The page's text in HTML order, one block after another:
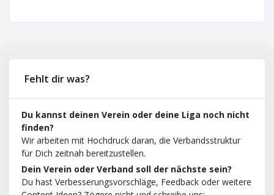
Fehlt dir was?
Du kannst deinen Verein oder deine Liga noch nicht
finden?
Wir arbeiten mit Hochdruck daran, die Verbandsstruktur
für Dich zeitnah bereitzustellen.
Dein Verein oder Verband soll der nächste sein?
Du hast Verbesserungsvorschläge, Feedback oder weitere